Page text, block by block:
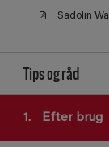
Tips og råd
1. Efter brug